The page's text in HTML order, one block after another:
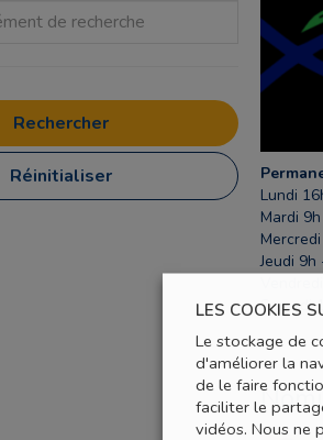
Réinitialiser
Lundi
Mardi
Jeudi
Samedi
LES COOKIES
Le stockage de
d'améliorer la
de le faire
faciliter le
vidéos. Nous ne